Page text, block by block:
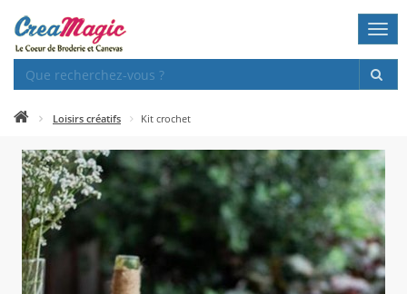
Loisirs créatifs Kit crochet